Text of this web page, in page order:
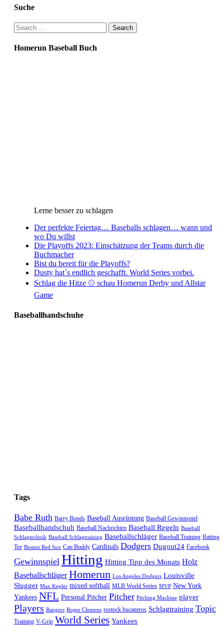
Suche
Search
for:
Homerun Baseball Buch
Lerne besser zu schlagen
Der perfekte Feiertag… Baseballs schlagen… wann und
wo Du willst
Die Playoffs 2023: Einschätzung der Teams durch die
Buchmacher
Bist du bereit für die Playoffs?
Dusty hat´s endlich geschafft. World Series vorbei.
Schlag die Hitze ⚾️ schau Homerun Derby und Allstar
Game
Baseballhandschuhe
Tags
Babe Ruth Barry Bonds Baseball Ausrüstung Baseball Gewinnspiel
Baseballhandschuh Baseball Nachrichten Baseball Regeln Baseball
Schlagtechnik Baseball Schlagtraining Baseballschläger Baseball Training Batting
Tee Boston Red Sox Cap Buddy Cardinals Dodgers Dugout24 Facebook
Gewinnspiel Hitting Hitting Tipp des Monats Holz
Baseballschläger Homerun Los Angeles Dodgers Louisville
Slugger Max Kepler mixed softball MLB World Series MVP New York
Yankees NFL Personal Pitcher Pitcher Pitching Machine player
Players Rangers Roger Clemens rostock bucaneros Schlagtraining Topic
Training V-Grip World Series Yankees